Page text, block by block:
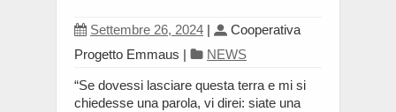
Settembre 26, 2024 |
Cooperativa
Progetto Emmaus | NEWS
“Se dovessi lasciare questa terra e mi si
chiedesse una parola, vi direi: siate una